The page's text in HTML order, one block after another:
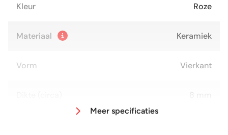
Kleur Roze
Materiaal Keramiek
Vorm Vierkant
Meer specificaties